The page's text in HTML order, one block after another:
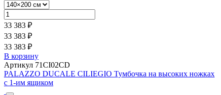
33 383 ₽
33 383 ₽
33 383 ₽
В корзину
Артикул 71CI02CD
PALAZZO DUCALE CILIEGIO Тумбочка на высоких ножках
с 1-им ящиком